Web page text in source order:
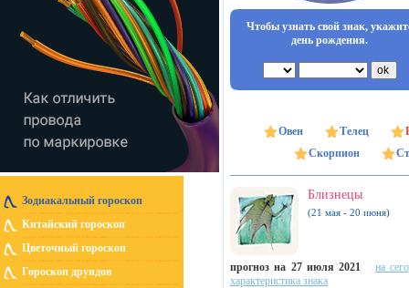
Зодиакальный гороскоп
Китайский гороскоп
Цветочный гороскоп
Гороскоп друидов
Чтобы узнать свой знак,
день рождения.
Овен Телец
Скорпион
Близнецы
(21 мая - 20 июня)
прогноз на 27 июля 2021
на
характеристика знака